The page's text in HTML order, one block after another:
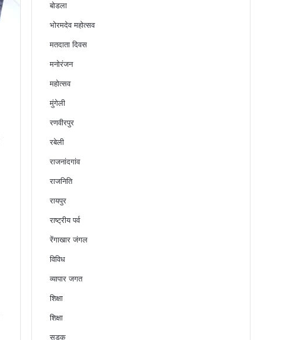
बोडला
भोरमदेव महोत्सव
मतदाता दिवस
मनोरंजन
महोत्सव
मुंगेली
रणवीरपुर
रबेली
राजनांदगांव
राजनिति
रायपुर
राष्ट्रीय पर्व
रेंगाखार जंगल
विविध
व्यापार जगत
शिक्षा
शिक्षा
सडक